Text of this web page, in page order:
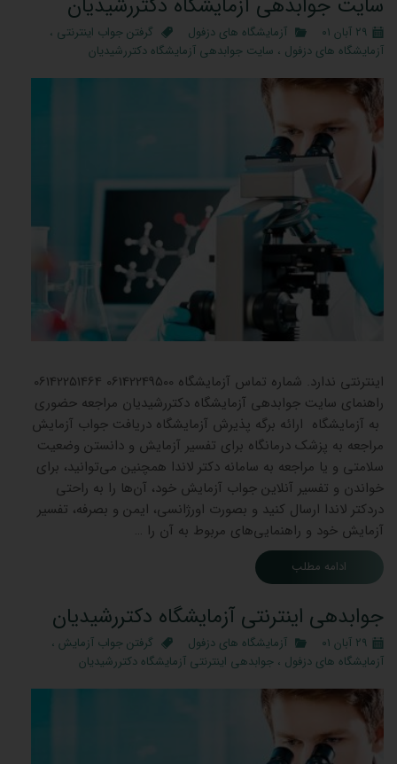
۲۹ آبان ۰۱ آزمایشگاه های دزفول گرفتن جواب اینترنتی ،
آزمایشگاه های دزفول ، سایت جوابدهی آزمایشگاه دکتررشیدیان
اینترنتی ندارد. شماره تماس آزمایشگاه 06142249500 06142251464
راهنمای سایت جوابدهی آزمایشگاه دکتررشیدیان مراجعه حضوری
به آزمایشگاه ارائه برگه پذیرش آزمایشگاه دریافت جواب آزمایش
مراجعه به پزشک درمانگاه برای تفسیر آزمایش و دانستن وضعیت
سلامتی و یا مراجعه به سامانه دکتر لاندا همچنین می‌توانید، برای
خواندن و تفسیر آنلاین جواب آزمایش خود، آن‌ها را به راحتی
دردکتر لاندا ارسال کنید و بصورت اورژانسی، ایمن و بصرفه، تفسیر
آزمایش خود و راهنمایی‌های مربوط به آن را …
ادامه مطلب
جوابدهی اینترنتی آزمایشگاه دکتررشیدیان
۲۹ آبان ۰۱ آزمایشگاه های دزفول گرفتن جواب آزمایش ،
آزمایشگاه های دزفول ، جوابدهی اینترنتی آزمایشگاه دکتررشیدیان